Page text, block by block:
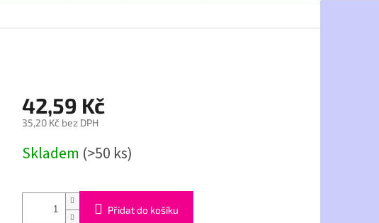
42,59 Kč
35,20 Kč bez DPH
cena:
Skladem (>50 ks)
Přidat do košíku